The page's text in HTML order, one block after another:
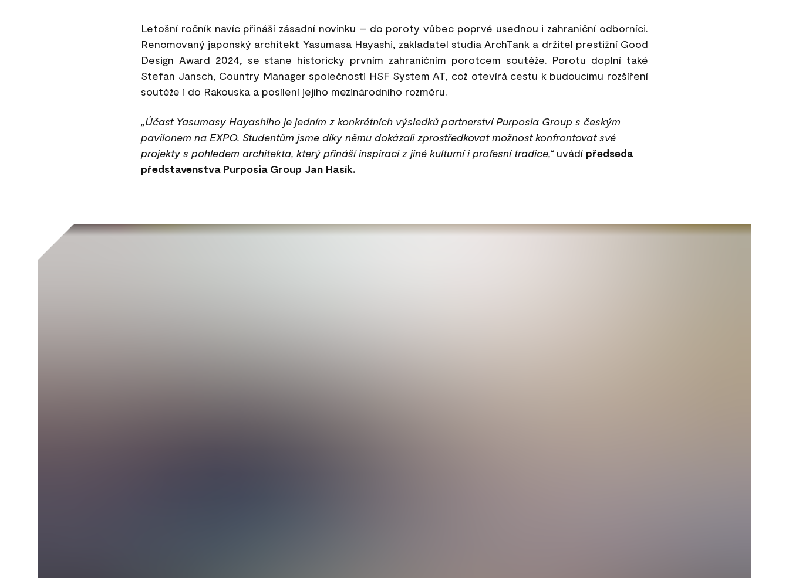
Letošní ročník navíc přináší zásadní novinku – do poroty vůbec poprvé usednou i zahraniční odborníci.
Renomovaný japonský architekt Yasumasa Hayashi, zakladatel studia ArchTank a držitel prestižní Good
Design Award 2024, se stane historicky prvním zahraničním porotcem soutěže. Porotu doplní také
Stefan Jansch, Country Manager společnosti HSF System AT, což otevírá cestu k budoucímu rozšíření
soutěže i do Rakouska a posílení jejího mezinárodního rozměru.
„Účast Yasumasy Hayashiho je jedním z konkrétních výsledků partnerství Purposia Group s českým
pavilonem na EXPO. Studentům jsme díky němu dokázali zprostředkovat možnost konfrontovat své
projekty s pohledem architekta, který přináší inspiraci z jiné kulturní i profesní tradice,“uvádí předseda
představenstva Purposia Group Jan Hasík.